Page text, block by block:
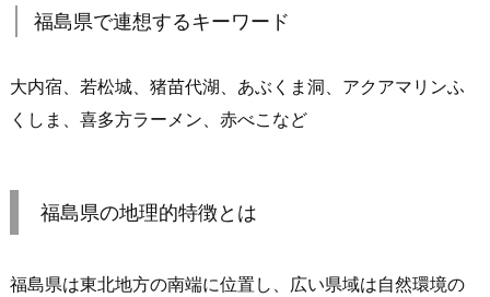
福島県で連想するキーワード
大内宿、若松城、猪苗代湖、あぶくま洞、アクアマリンふ
くしま、喜多方ラーメン、赤べこなど
福島県の地理的特徴とは
福島県は東北地方の南端に位置し、広い県域は自然環境の